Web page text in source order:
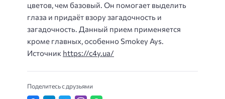
цветов, чем базовый. Он помогает выделить
глаза и придаёт взору загадочность и
загадочность. Данный прием применяется
кроме главных, особенно Smokey Ays.
Источник https://c4y.ua/
Поделитесь с друзьями